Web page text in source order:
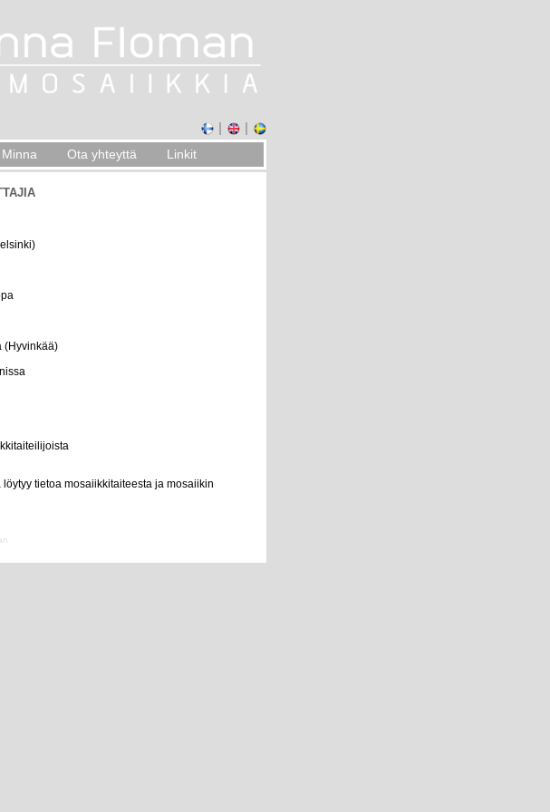
Minna Ota yhteyttä Linkit
(Hyvinkää)
tietoa mosaiikkitaiteesta ja mosaiikin